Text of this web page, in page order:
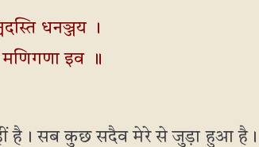
धनञ्जय ।
मणिगणा इव ॥
है। सब कुछ सदैव मेरे से जुड़ा हुआ